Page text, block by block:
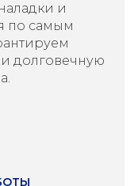
и
по самым
долговечную